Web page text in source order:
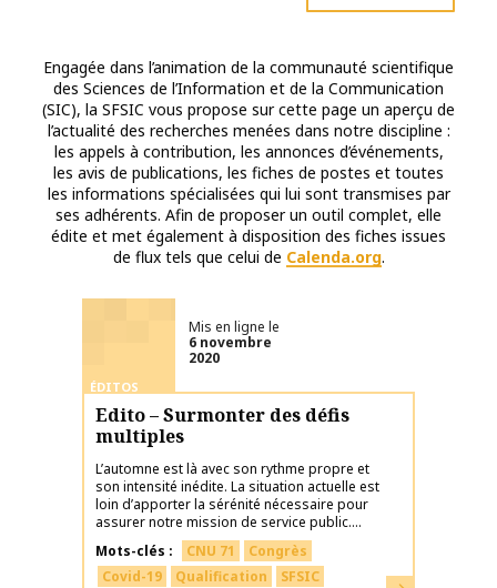
Engagée dans l’animation de la communauté scientifique
des Sciences de l’Information et de la Communication
(SIC), la SFSIC vous propose sur cette page un aperçu de
l’actualité des recherches menées dans notre discipline :
les appels à contribution, les annonces d’événements,
les avis de publications, les fiches de postes et toutes
les informations spécialisées qui lui sont transmises par
ses adhérents. Afin de proposer un outil complet, elle
édite et met également à disposition des fiches issues
de flux tels que celui de Calenda.org.
ÉDITOS
Mis en ligne le
6 novembre
2020
Edito – Surmonter des défis
multiples
L’automne est là avec son rythme propre et
son intensité inédite. La situation actuelle est
loin d’apporter la sérénité nécessaire pour
assurer notre mission de service public....
Mots-clés
CNU 71
Congrès
Covid-19
Qualification SFSIC